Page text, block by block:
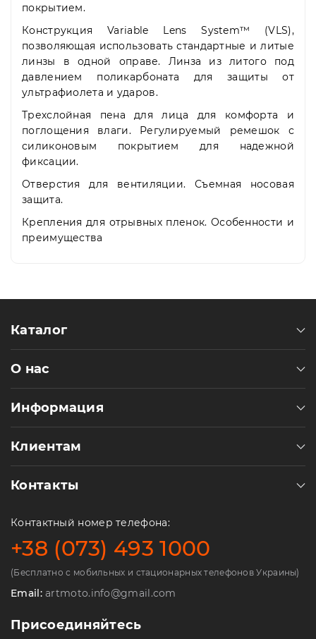
покрытием.
Конструкция Variable Lens System™ (VLS),
позволяющая использовать стандартные и литые
линзы в одной оправе. Линза из литого под
давлением поликарбоната для защиты от
ультрафиолета и ударов.
Трехслойная пена для лица для комфорта и
поглощения влаги. Регулируемый ремешок с
силиконовым покрытием для надежной
фиксации.
Отверстия для вентиляции. Съемная носовая
защита.
Крепления для отрывных пленок. Особенности и
преимущества
Каталог
О нас
Информация
Клиентам
Контакты
Контактный номер телефона:
+38 (073) 493 1000
(Бесплатно с мобильных и стационарных телефонов Украины)
Email:artmoto.info@gmail.com
Присоединяйтесь